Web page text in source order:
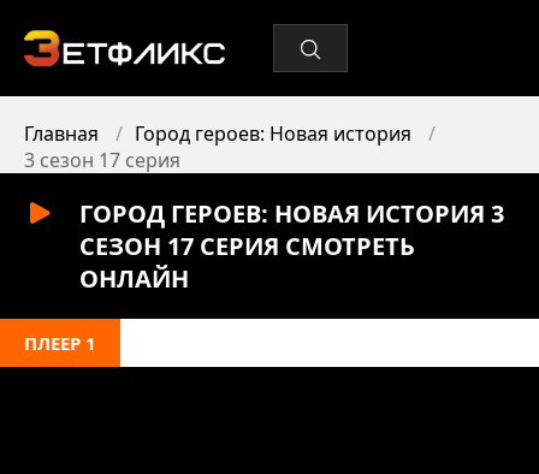
Главная
Город героев: Новая история
3 сезон 17 серия
ГОРОД ГЕРОЕВ: НОВАЯ ИСТОРИЯ 3
СЕЗОН 17 СЕРИЯ СМОТРЕТЬ
ОНЛАЙН
ПЛЕЕР 1